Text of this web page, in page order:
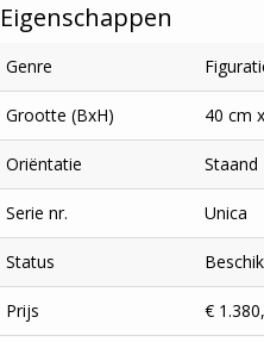
Eigenschappen
Genre
Grootte (BxH) 40 cm
Oriëntatie Staand
Serie nr. Unica
Status
Prijs €